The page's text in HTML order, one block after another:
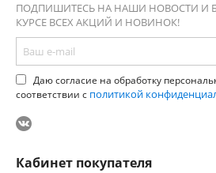
ПОДПИШИТЕСЬ НА НАШИ НОВОСТИ И
КУРСЕ ВСЕХ АКЦИЙ И НОВИНОК!
Даю согласие на обработку
соответствии с политикой
Кабинет покупателя